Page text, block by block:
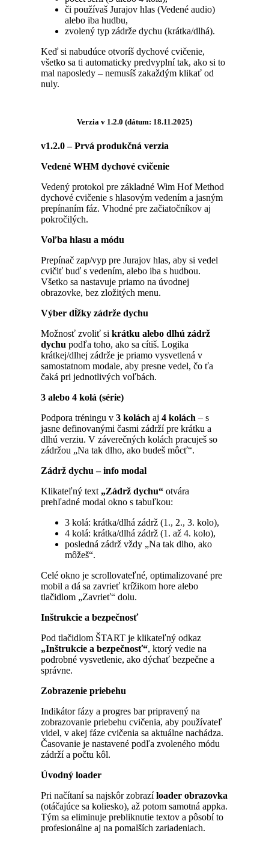
či používaš Jurajov hlas (Vedené audio)
alebo iba hudbu,
zvolený typ zádrže dychu (krátka/dlhá).
Keď si nabudúce otvoríš dychové cvičenie,
všetko sa ti automaticky predvyplní tak, ako si to
mal naposledy – nemusíš zakaždým klikať od
nuly.
Verzia v 1.2.0 (dátum: 18.11.2025)
v1.2.0 – Prvá produkčná verzia
Vedené WHM dychové cvičenie
Vedený protokol pre základné Wim Hof Method
dychové cvičenie s hlasovým vedením a jasným
prepínaním fáz. Vhodné pre začiatočníkov aj
pokročilých.
Voľba hlasu a módu
Prepínač zap/vyp pre Jurajov hlas, aby si vedel
cvičiť buď s vedením, alebo iba s hudbou.
Všetko sa nastavuje priamo na úvodnej
obrazovke, bez zložitých menu.
Výber dĺžky zádrže dychu
Možnosť zvoliť sikrátku alebo dlhú zádrž
dychu podľa toho, ako sa cítiš. Logika
krátkej/dlhej zádrže je priamo vysvetlená v
samostatnom modale, aby presne vedel, čo ťa
čaká pri jednotlivých voľbách.
3 alebo 4 kolá (série)
Podpora tréningu v3 kolách aj4 kolách – s
jasne definovanými časmi zádrží pre krátku a
dlhú verziu. V záverečných kolách pracuješ so
zádržou „Na tak dlho, ako budeš môcť“.
Zádrž dychu – info modal
Klikateľný text „Zádrž dychu“ otvára
prehľadné modal okno s tabuľkou:
3 kolá: krátka/dlhá zádrž (1., 2., 3. kolo),
4 kolá: krátka/dlhá zádrž (1. až 4. kolo),
posledná zádrž vždy „Na tak dlho, ako
môžeš“.
Celé okno je scrollovateľné, optimalizované pre
mobil a dá sa zavrieť krížikom hore alebo
tlačidlom „Zavrieť“ dolu.
Inštrukcie a bezpečnosť
Pod tlačidlom ŠTART je klikateľný odkaz
„Inštrukcie a bezpečnosť“, ktorý vedie na
podrobné vysvetlenie, ako dýchať bezpečne a
správne.
Zobrazenie priebehu
Indikátor fázy a progres bar pripravený na
zobrazovanie priebehu cvičenia, aby používateľ
videl, v akej fáze cvičenia sa aktuálne nachádza.
Časovanie je nastavené podľa zvoleného módu
zádrží a počtu kôl.
Úvodný loader
Pri načítaní sa najskôr zobrazíloader obrazovka
(otáčajúce sa koliesko), až potom samotná appka.
Tým sa eliminuje prebliknutie textov a pôsobí to
profesionálne aj na pomalších zariadeniach.